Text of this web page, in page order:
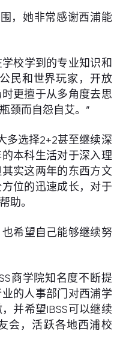
，她非常感谢西浦能
校学到的专业知识和
民和世界玩家，开放
更擅于从多角度去思
颈而自怨自艾。”
多选择2+2甚至继续深
本科生活对于深入理
实这两年的东西方文
位的迅速成长，对于
助。
希望自己能够继续努
商学院知名度不断提
的人事部门对西浦学
并希望IBSS可以继续
会，活跃各地西浦校